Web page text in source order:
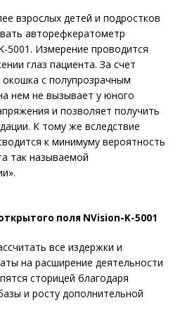
взрослых детей и подростков
авторефкератометр
5001. Измерение проводится
глаз пациента. За счет
с полупрозрачным
нем не вызывает у юного
и позволяет получить
К тому же вследствие
к минимуму вероятность
так называемой
поля NVision-K-5001
все издержки и
на расширение деятельности
сторицей благодаря
и росту дополнительной